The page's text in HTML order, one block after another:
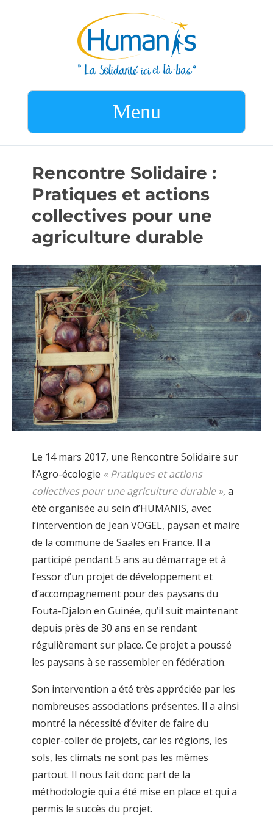
Menu
Rencontre Solidaire :
Pratiques et actions
collectives pour une
agriculture durable
Le 14 mars 2017, une Rencontre Solidaire sur
l’Agro-écologie « Pratiques et actions
collectives pour une agriculture durable », a
été organisée au sein d’HUMANIS, avec
l’intervention de Jean VOGEL, paysan et maire
de la commune de Saales en France. Il a
participé pendant 5 ans au démarrage et à
l’essor d’un projet de développement et
d’accompagnement pour des paysans du
Fouta-Djalon en Guinée, qu’il suit maintenant
depuis près de 30 ans en se rendant
régulièrement sur place. Ce projet a poussé
les paysans à se rassembler en fédération.
Son intervention a été très appréciée par les
nombreuses associations présentes. Il a ainsi
montré la nécessité d’éviter de faire du
copier-coller de projets, car les régions, les
sols, les climats ne sont pas les mêmes
partout. Il nous fait donc part de la
méthodologie qui a été mise en place et qui a
permis le succès du projet.